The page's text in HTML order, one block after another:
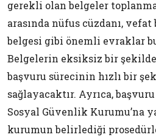
gerekli olan belgeler
arasında nüfus cüzdanı, vefat
belgesi gibi önemli evraklar
Belgelerin eksiksiz bir şekilde
başvuru sürecinin hızlı bir
sağlayacaktır. Ayrıca,
Sosyal Güvenlik Kurumu’na
kurumun belirlediği